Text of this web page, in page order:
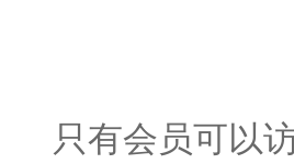
只有会员可以